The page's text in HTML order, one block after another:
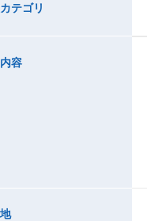
テゴリ
容